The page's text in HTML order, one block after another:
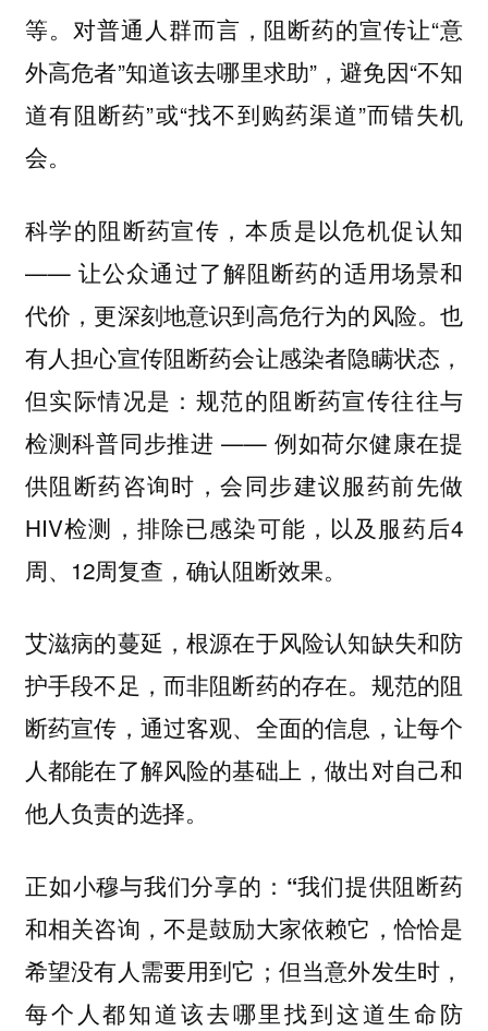
等。对普通人群而言，阻断药的宣传让“意
外高危者”知道该去哪里求助”，避免因“不知
道有阻断药”或“找不到购药渠道”而错失机
会。
科学的阻断药宣传，本质是以危机促认知
—— 让公众通过了解阻断药的适用场景和
代价，更深刻地意识到高危行为的风险。也
有人担心宣传阻断药会让感染者隐瞒状态，
但实际情况是：规范的阻断药宣传往往与
检测科普同步推进 —— 例如荷尔健康在提
供阻断药咨询时，会同步建议服药前先做
HIV检测，排除已感染可能，以及服药后4
周、12周复查，确认阻断效果。
艾滋病的蔓延，根源在于风险认知缺失和防
护手段不足，而非阻断药的存在。规范的阻
断药宣传，通过客观、全面的信息，让每个
人都能在了解风险的基础上，做出对自己和
他人负责的选择。
正如小穆与我们分享的： “我们提供阻断药
和相关咨询，不是鼓励大家依赖它，恰恰是
希望没有人需要用到它；但当意外发生时，
每个人都知道该去哪里找到这道生命防